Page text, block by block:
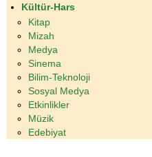
Kültür-Hars
Kitap
Mizah
Medya
Sinema
Bilim-Teknoloji
Sosyal Medya
Etkinlikler
Müzik
Edebiyat